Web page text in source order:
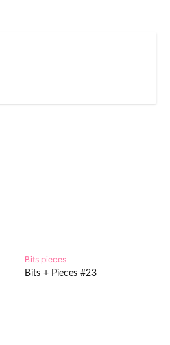
Bits pieces
Bits + Pieces #23